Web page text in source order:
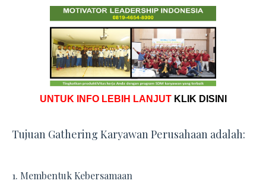
UNTUK INFO LEBIH LANJUT KLIK DISINI
Tujuan Gathering Karyawan Perusahaan adalah:
1. Membentuk Kebersamaan